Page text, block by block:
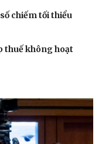
sĩ
chiếm tối thiểu
thuế không hoạt